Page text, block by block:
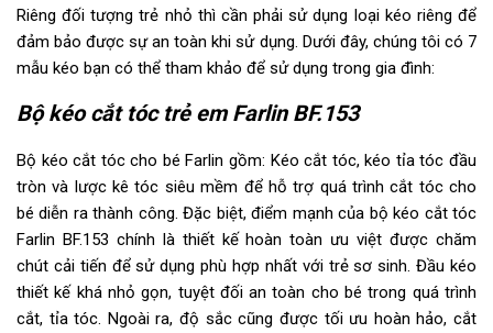
Riêng đối tượng trẻ nhỏ thì cần phải sử dụng loại kéo riêng để
đảm bảo được sự an toàn khi sử dụng. Dưới đây, chúng tôi có 7
mẫu kéo bạn có thể tham khảo để sử dụng trong gia đình:
Bộ kéo cắt tóc trẻ em Farlin BF.153
Bộ kéo cắt tóc cho bé Farlin gồm: Kéo cắt tóc, kéo tỉa tóc đầu
tròn và lược kê tóc siêu mềm để hỗ trợ quá trình cắt tóc cho
bé diễn ra thành công. Đặc biệt, điểm mạnh của bộ kéo cắt tóc
Farlin BF.153 chính là thiết kế hoàn toàn ưu việt được chăm
chút cải tiến để sử dụng phù hợp nhất với trẻ sơ sinh. Đầu kéo
thiết kế khá nhỏ gọn, tuyệt đối an toàn cho bé trong quá trình
cắt, tỉa tóc. Ngoài ra, độ sắc cũng được tối ưu hoàn hảo, cắt